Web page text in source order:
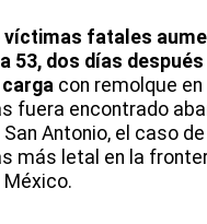
víctimas fatales
53, dos días después
con remolque
fuera encontrado
Antonio, el caso
más letal en la
México.